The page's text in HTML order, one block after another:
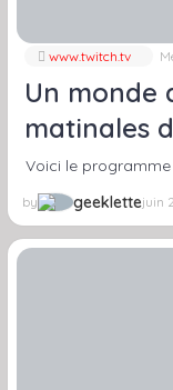
www.twitch.tv
Un monde
matinales
Voici le
by geeklettejuin